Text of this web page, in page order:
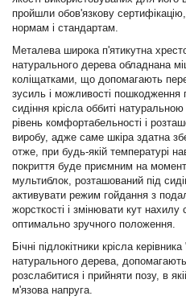
пройшли обов'язкову
нормам і стандартам.
Металева широка п'ятикутна
натурального дерева обладнана
коліщатками, що допомагають
зусиль і можливості пошкодження
сидіння крісла оббиті
рівень комфортабельності і
виробу, адже саме шкіра здатна
отже, при будь-якій температурі
покриття буде приємним на
мультиблок, розташований під
активувати режим гойдання з
жорсткості і змінювати кут нахилу
оптимально зручного положення.
Бічні підлокітники крісла
натурального дерева,
розслабитися і прийняти позу, в
м'язова напруга.